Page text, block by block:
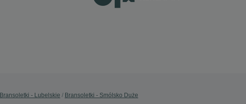
Bransoletki - Lubelskie Bransoletki - Smólsko Duże